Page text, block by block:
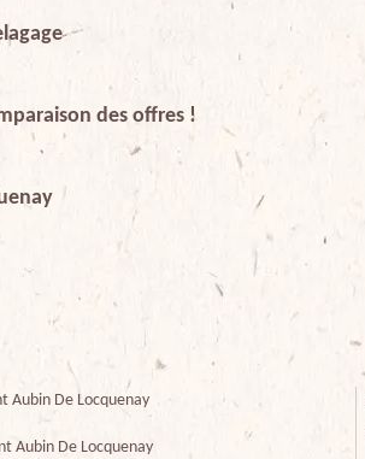
des offres !
Aubin De Locquenay
Aubin De Locquenay